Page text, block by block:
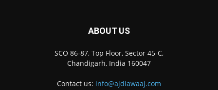
ABOUT US
SCO 86-87, Top Floor, Sector 45-C,
Chandigarh, India 160047
Contact us: info@ajdiawaaj.com